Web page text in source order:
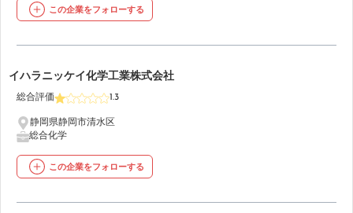
この企業をフォローする
37
イハラニッケイ化学工業株式会社
総合評価 1.3
静岡県静岡市清水区
総合化学
この企業をフォローする